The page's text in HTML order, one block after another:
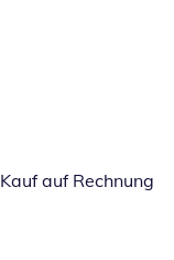
Kauf auf Rechnung